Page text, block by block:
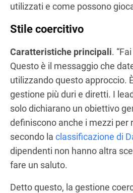
utilizzati e come possono
Stile coercitivo
Caratteristiche principali.
Questo è il messaggio che
utilizzando questo approccio.
gestione più duri e diretti. I
solo dichiarano un obiettivo
definiscono anche i mezzi per
secondo la classificazione di
dipendenti non hanno altra
fare un saluto.
Detto questo, la gestione